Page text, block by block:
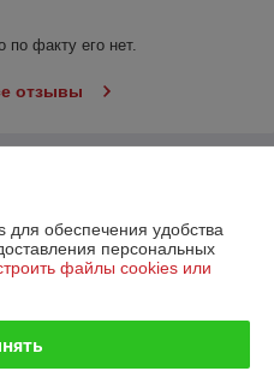
по факту его нет.
отзывы
обеспечения удобства
персональных
файлы cookies или